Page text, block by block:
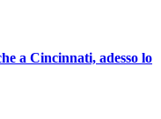
a Cincinnati, adesso lo